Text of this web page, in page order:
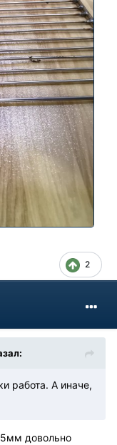
2
работа. А иначе,
довольно